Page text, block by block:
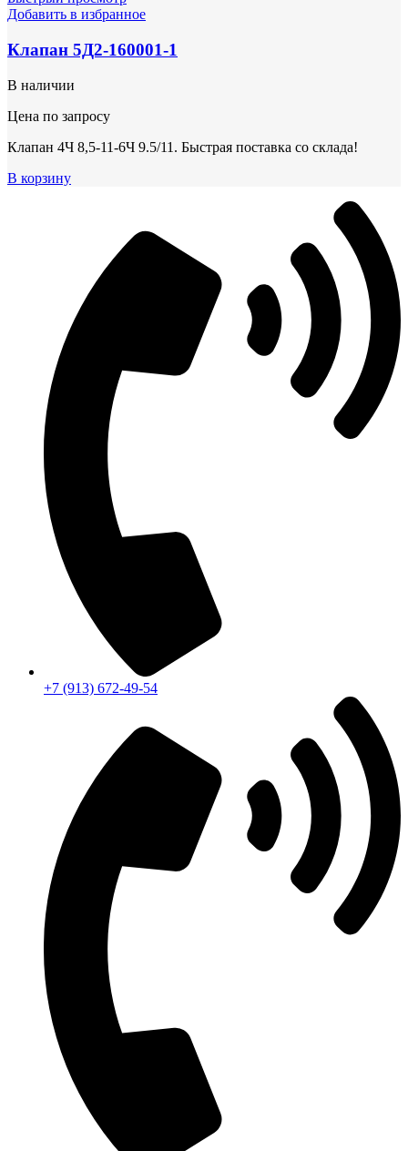
Добавить в избранное
Клапан 5Д2-160001-1
В наличии
Цена по запросу
Клапан 4Ч 8,5-11-6Ч 9.5/11. Быстрая поставка со склада!
В корзину
+7 (913) 672-49-54